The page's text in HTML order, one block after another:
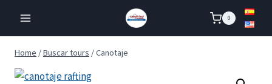
content
0
Home /Buscar tours /Canotaje